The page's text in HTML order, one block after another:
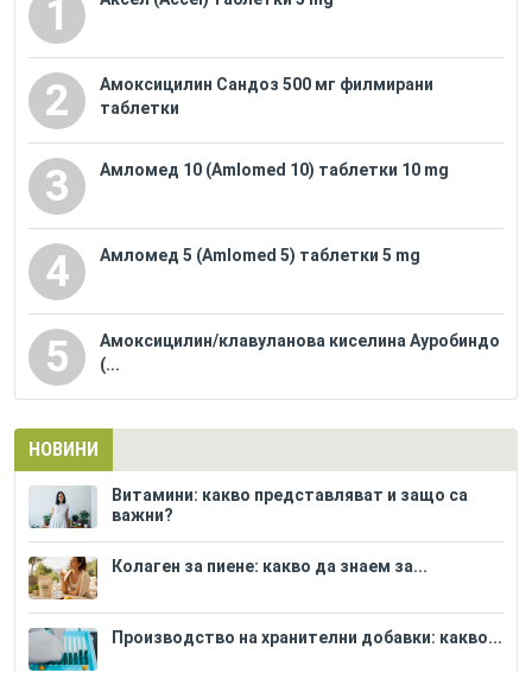
1
2
Амоксицилин Сандоз 500 мг филмирани
таблетки
3 Амломед 10 (Amlomed 10) таблетки 10 mg
4 Амломед 5 (Amlomed 5) таблетки 5 mg
5
Амоксицилин/клавуланова киселина Ауробиндо
(...
НОВИНИ
Витамини: какво представляват и защо са
важни?
Колаген за пиене: какво да знаем за...
Производство на хранителни добавки: какво...